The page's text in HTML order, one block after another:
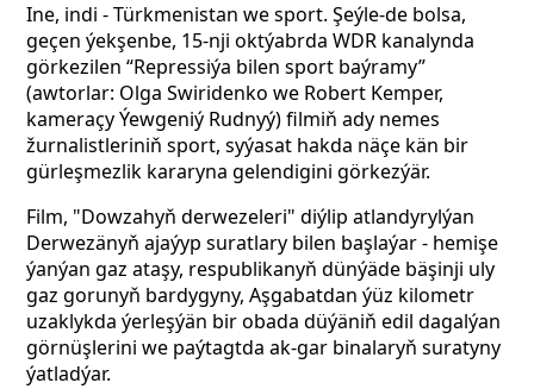
Ine, indi - Türkmenistan we sport. Şeýle-de bolsa,
geçen ýekşenbe, 15-nji oktýabrda WDR kanalynda
görkezilen “Repressiýa bilen sport baýramy”
(awtorlar: Olga Swiridenko we Robert Kemper,
kameraçy Ýewgeniý Rudnyý) filmiň ady nemes
žurnalistleriniň sport, syýasat hakda näçe kän bir
gürleşmezlik kararyna gelendigini görkezýär.
Film, "Dowzahyň derwezeleri" diýlip atlandyrylýan
Derwezänyň ajaýyp suratlary bilen başlaýar - hemişe
ýanýan gaz ataşy, respublikanyň dünýäde bäşinji uly
gaz gorunyň bardygyny, Aşgabatdan ýüz kilometr
uzaklykda ýerleşýän bir obada düýäniň edil dagalýan
görnüşlerini we paýtagtda ak-gar binalaryň suratyny
ýatladýar.